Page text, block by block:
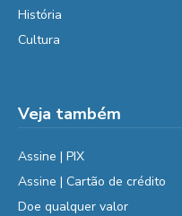
História
Cultura
Veja também
Assine | PIX
Assine | Cartão de crédito
Doe qualquer valor